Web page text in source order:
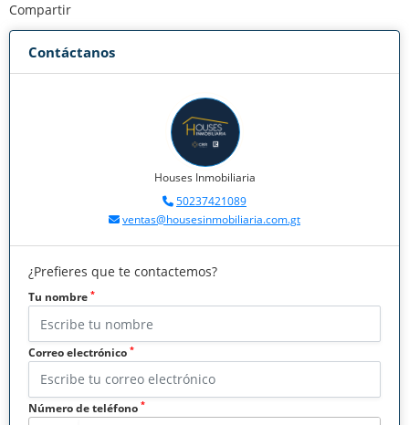
Compartir
Contáctanos
Houses Inmobiliaria
50237421089
ventas@housesinmobiliaria.com.gt
¿Prefieres que te contactemos?
Tu nombre *
Correo electrónico *
Número de teléfono *